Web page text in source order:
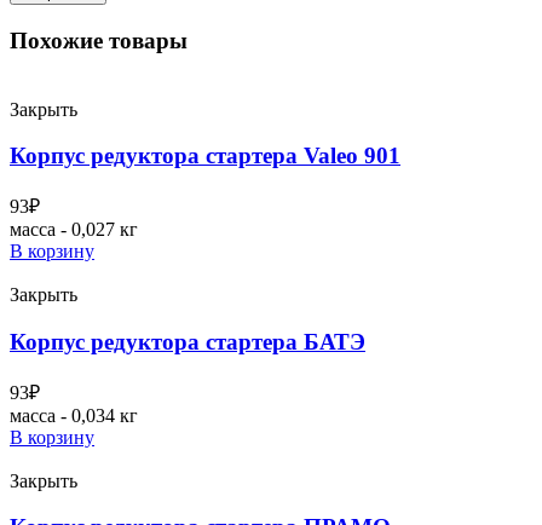
Похожие товары
Закрыть
Корпус редуктора стартера Valeo 901
93₽
масса - 0,027 кг
В корзину
Закрыть
Корпус редуктора стартера БАТЭ
93₽
масса - 0,034 кг
В корзину
Закрыть